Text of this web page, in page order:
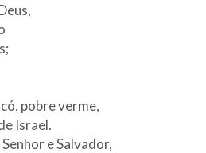
pobre verme,
Israel.
e Salvador,